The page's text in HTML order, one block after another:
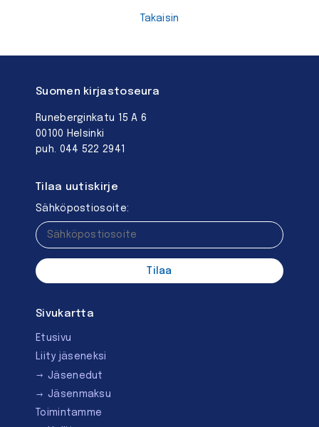
Takaisin
Suomen kirjastoseura
Runeberginkatu 15 A 6
00100 Helsinki
puh. 044 522 2941
Tilaa uutiskirje
Sähköpostiosoite:
Sivukartta
Etusivu
Liity jäseneksi
Jäsenedut
Jäsenmaksu
Toimintamme